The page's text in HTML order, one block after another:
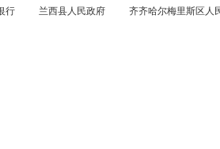
行 兰西县人民政府 齐齐哈尔梅里斯区人